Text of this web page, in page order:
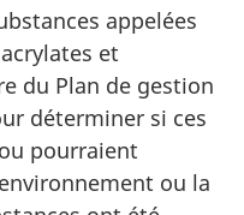
appelées
et
du Plan de gestion
déterminer si ces
pourraient
ou la